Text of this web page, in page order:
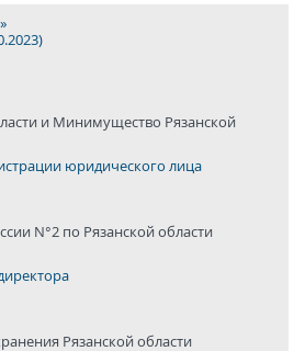
и Минимущество Рязанской
юридического лица
N°2 по Рязанской области
Рязанской области